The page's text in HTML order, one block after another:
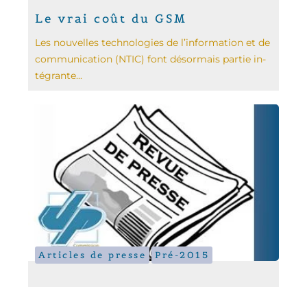
Le vrai coût du GSM
Les nouvelles technologies de l’information et de
communication (NTIC) font désormais partie in­
tégrante...
Articles de presse Pré-2015